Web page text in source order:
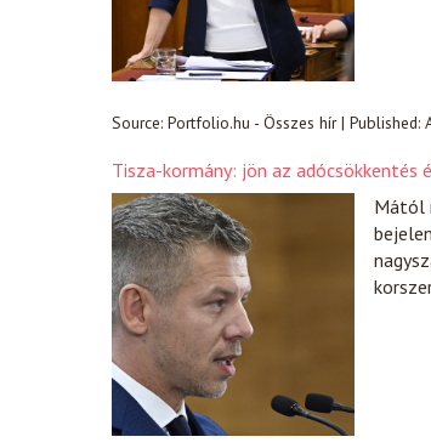
Source: Portfolio.hu - Összes hír| Published:
Tisza-kormány: jön az
Mától